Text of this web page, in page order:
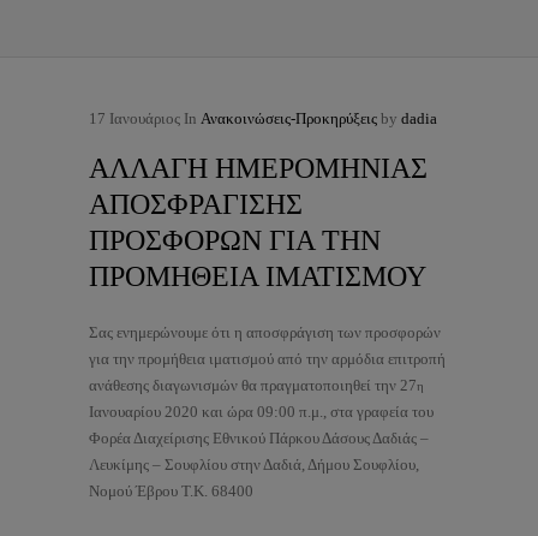
17 Ιανουάριος In Ανακοινώσεις-Προκηρύξεις by dadia
ΑΛΛΑΓΗ ΗΜΕΡΟΜΗΝΙΑΣ
ΑΠΟΣΦΡΑΓΙΣΗΣ
ΠΡΟΣΦΟΡΩΝ ΓΙΑ ΤΗΝ
ΠΡΟΜΗΘΕΙΑ ΙΜΑΤΙΣΜΟΥ
Σας ενημερώνουμε ότι η αποσφράγιση των προσφορών
για την προμήθεια ιματισμού από την αρμόδια επιτροπή
ανάθεσης διαγωνισμών θα πραγματοποιηθεί την 27η
Ιανουαρίου 2020 και ώρα 09:00 π.μ., στα γραφεία του
Φορέα Διαχείρισης Εθνικού Πάρκου Δάσους Δαδιάς –
Λευκίμης – Σουφλίου στην Δαδιά, Δήμου Σουφλίου,
Νομού Έβρου Τ.Κ. 68400